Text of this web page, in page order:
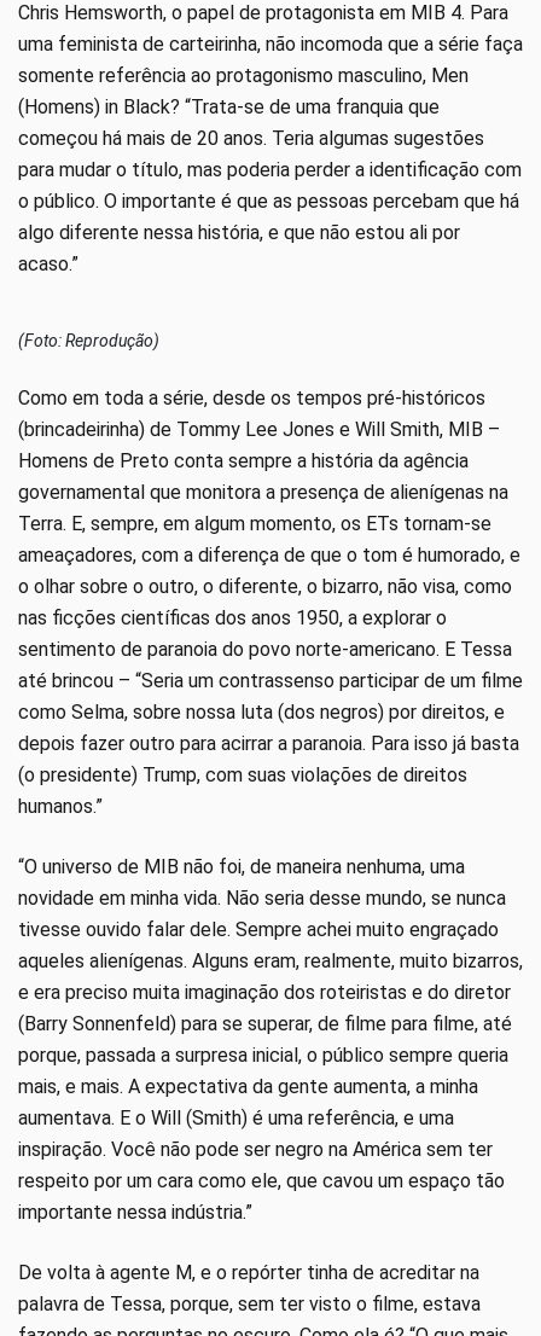
Chris Hemsworth, o papel de protagonista em MIB 4. Para
uma feminista de carteirinha, não incomoda que a série faça
somente referência ao protagonismo masculino, Men
(Homens) in Black? “Trata-se de uma franquia que
começou há mais de 20 anos. Teria algumas sugestões
para mudar o título, mas poderia perder a identificação com
o público. O importante é que as pessoas percebam que há
algo diferente nessa história, e que não estou ali por
acaso.”
(Foto: Reprodução)
Como em toda a série, desde os tempos pré-históricos
(brincadeirinha) de Tommy Lee Jones e Will Smith, MIB –
Homens de Preto conta sempre a história da agência
governamental que monitora a presença de alienígenas na
Terra. E, sempre, em algum momento, os ETs tornam-se
ameaçadores, com a diferença de que o tom é humorado, e
o olhar sobre o outro, o diferente, o bizarro, não visa, como
nas ficções científicas dos anos 1950, a explorar o
sentimento de paranoia do povo norte-americano. E Tessa
até brincou – “Seria um contrassenso participar de um filme
como Selma, sobre nossa luta (dos negros) por direitos, e
depois fazer outro para acirrar a paranoia. Para isso já basta
(o presidente) Trump, com suas violações de direitos
humanos.”
“O universo de MIB não foi, de maneira nenhuma, uma
novidade em minha vida. Não seria desse mundo, se nunca
tivesse ouvido falar dele. Sempre achei muito engraçado
aqueles alienígenas. Alguns eram, realmente, muito bizarros,
e era preciso muita imaginação dos roteiristas e do diretor
(Barry Sonnenfeld) para se superar, de filme para filme, até
porque, passada a surpresa inicial, o público sempre queria
mais, e mais. A expectativa da gente aumenta, a minha
aumentava. E o Will (Smith) é uma referência, e uma
inspiração. Você não pode ser negro na América sem ter
respeito por um cara como ele, que cavou um espaço tão
importante nessa indústria.”
De volta à agente M, e o repórter tinha de acreditar na
palavra de Tessa, porque, sem ter visto o filme, estava